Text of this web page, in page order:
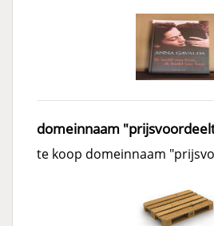
domeinnaam
te koop domeinnaam